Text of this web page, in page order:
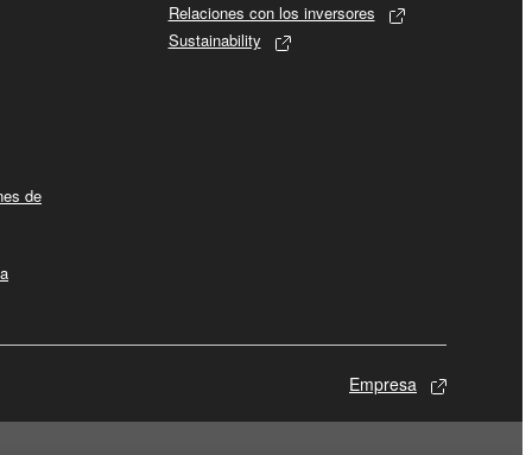
de
Relaciones con los inversores
Sustainability
Empresa